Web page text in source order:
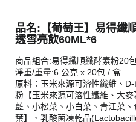
品名:【葡萄王】易得纖
透雪亮飲60ML*6
商品組合:易得纖順纖酵素粉20
淨重/重量:6 公克 x 20包 / 盒
原料：玉米來源可溶性纖維、
粉【玉米來源可溶性纖維、大
藍、小松菜、小白菜、青江菜
葉】、乳酸菌凍乾品